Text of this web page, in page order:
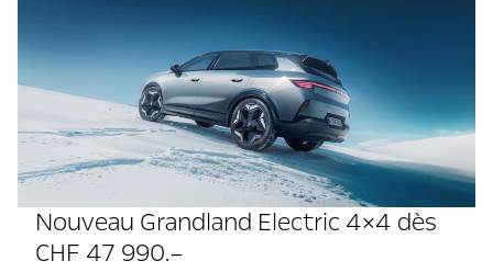
Nouveau Grandland Electric 4×4 dès
CHF 47 990.–